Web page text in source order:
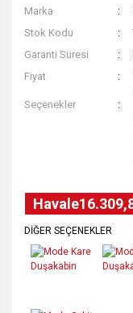
Marka
Stok Kodu
Garanti Süresi
Fiyat
Seçenekler
Havale
DİĞER SEÇENEKLER